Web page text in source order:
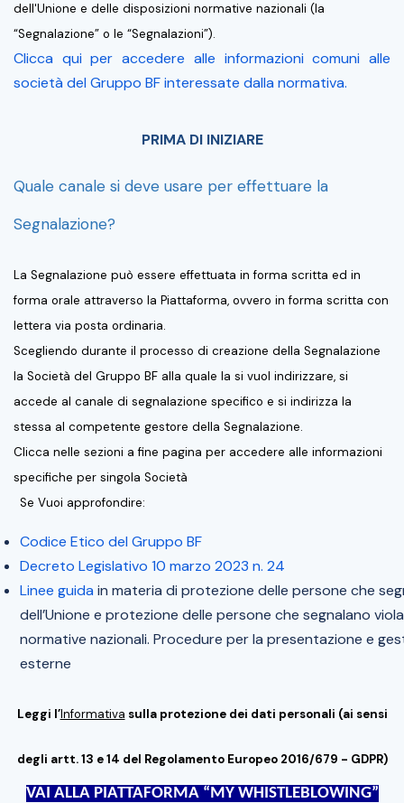
dell'Unione e delle disposizioni normative nazionali (la
“Segnalazione” o le “Segnalazioni”).
Clicca qui per accedere alle informazioni comuni alle
società del Gruppo BF interessate dalla normativa.
PRIMA DI INIZIARE
Quale canale si deve usare per effettuare la
Segnalazione?
La Segnalazione può essere effettuata in forma scritta ed in
forma orale attraverso la Piattaforma, ovvero in forma scritta con
lettera via posta ordinaria.
Scegliendo durante il processo di creazione della Segnalazione
la Società del Gruppo BF alla quale la si vuol indirizzare, si
accede al canale di segnalazione specifico e si indirizza la
stessa al competente gestore della Segnalazione.
Clicca nelle sezioni a fine pagina per accedere alle informazioni
specifiche per singola Società
Se Vuoi approfondire:
Codice Etico del Gruppo BF
Decreto Legislativo 10 marzo 2023 n. 24
Linee guida in materia di protezione delle persone che
dell’Unione e protezione delle persone che segnalano
normative nazionali. Procedure per la presentazione e
esterne
Leggi l’Informativa sulla protezione dei dati personali (ai sensi
degli artt. 13 e 14 del Regolamento Europeo 2016/679 - GDPR)
VAI ALLA PIATTAFORMA “MY WHISTLEBLOWING”